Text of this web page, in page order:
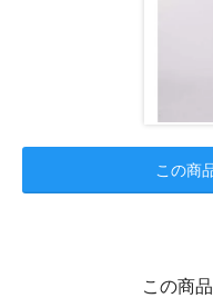
この商
この商